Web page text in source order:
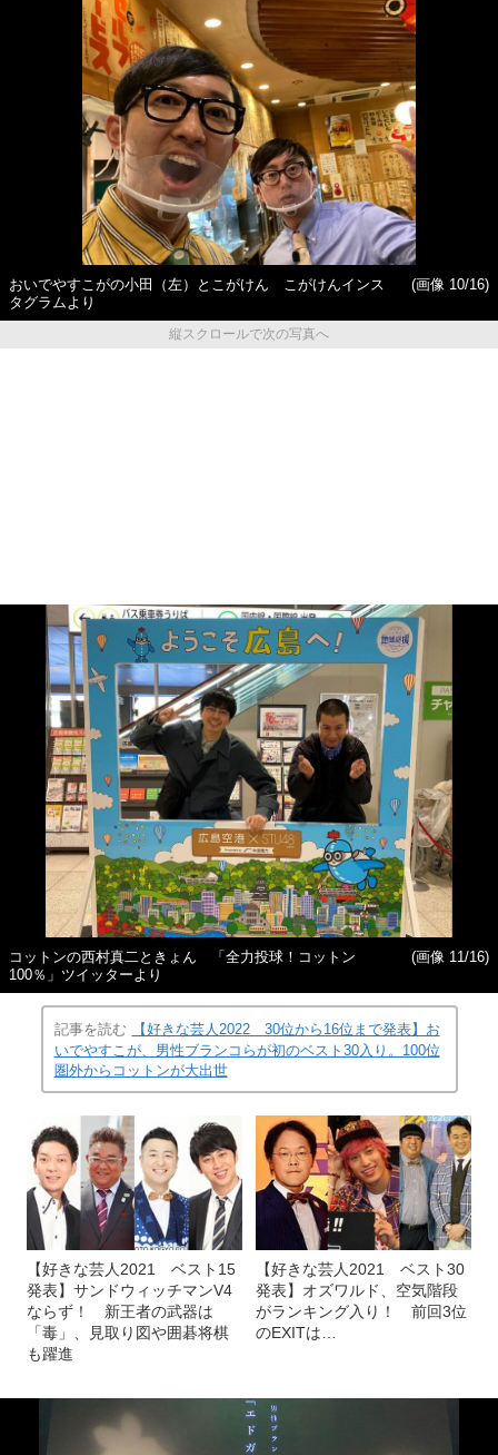
おいでやすこがの小田（左）とこがけん こがけんインス
タグラムより
(画像 10/16)
縦スクロールで次の写真へ
コットンの西村真二ときょん 「全力投球！コットン
100％」ツイッターより
(画像 11/16)
記事を読む
【好きな芸人2022 30位から16位まで発表】お
いでやすこが、男性ブランコらが初のベスト30入り。100位
圏外からコットンが大出世
【好きな芸人2021 ベスト15
発表】サンドウィッチマンV4
ならず！ 新王者の武器は
「毒」、見取り図や囲碁将棋
も躍進
【好きな芸人2021 ベスト30
発表】オズワルド、空気階段
がランキング入り！ 前回3位
のEXITは…